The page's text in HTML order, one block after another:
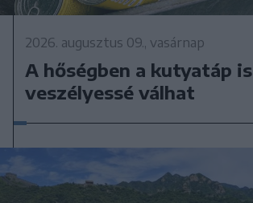
2026. augusztus 09., vasárnap
A hőségben a kutyatáp is
veszélyessé válhat